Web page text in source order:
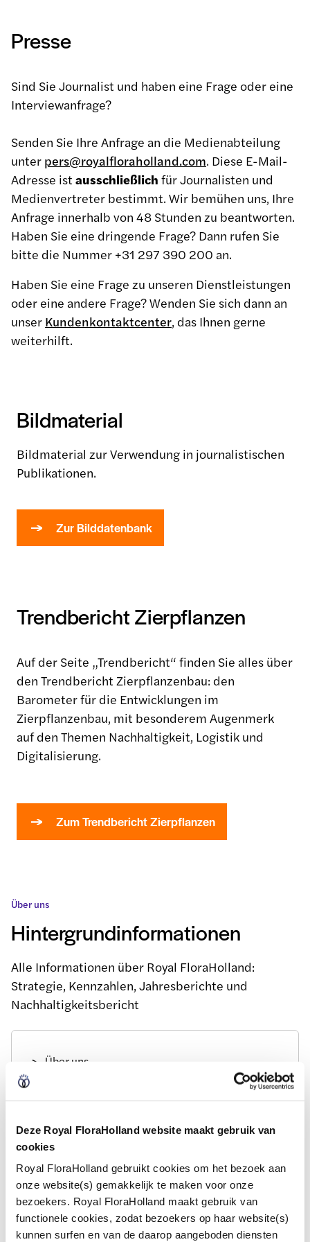
Deze Royal FloraHolland website maakt gebruik van
cookies
Royal FloraHolland gebruikt cookies om het bezoek aan
onze website(s) gemakkelijk te maken voor onze
bezoekers. Royal FloraHolland maakt gebruik van
functionele cookies, zodat bezoekers op haar website(s)
kunnen surfen en van de daarop aangeboden diensten
Presse
Sind Sie Journalist und haben eine Frage oder eine
Interviewanfrage?
Senden Sie Ihre Anfrage an die Medienabteilung
unter pers@royalfloraholland.com. Diese E-Mail-
Adresse ist ausschließlich für Journalisten und
Medienvertreter bestimmt. Wir bemühen uns, Ihre
Anfrage innerhalb von 48 Stunden zu beantworten.
Haben Sie eine dringende Frage? Dann rufen Sie
bitte die Nummer +31 297 390 200 an.
Haben Sie eine Frage zu unseren Dienstleistungen
oder eine andere Frage? Wenden Sie sich dann an
unser Kundenkontaktcenter, das Ihnen gerne
weiterhilft.
Bildmaterial
Bildmaterial zur Verwendung in journalistischen
Publikationen.
Zur Bilddatenbank
Trendbericht Zierpflanzen
Auf der Seite „Trendbericht“ finden Sie alles über
den Trendbericht Zierpflanzenbau: den
Barometer für die Entwicklungen im
Zierpflanzenbau, mit besonderem Augenmerk
auf den Themen Nachhaltigkeit, Logistik und
Digitalisierung.
Zum Trendbericht Zierpflanzen
Über uns
Hintergrundinformationen
Alle Informationen über Royal FloraHolland:
Strategie, Kennzahlen, Jahresberichte und
Nachhaltigkeitsbericht
Über uns
Letzte Nachrichten